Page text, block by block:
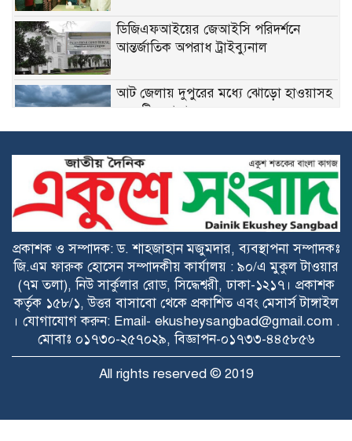
ডিজিএফআইয়ের জেআইসি পরিদর্শনে
আন্তর্জাতিক অপরাধ ট্রাইব্যুনাল
আট জেলায় দুপুরের মধ্যে ঝোড়ো হাওয়াসহ
বজ্রবৃষ্টির আভাস
পুলিশ কর্মকর্তাদের নিয়ে অপপ্রচার, যাচাই
ছাড়া প্রচার না করার আহ্বান
‘মুক্তিযুদ্ধ ছিল জনতার যুদ্ধ, কোনো
হাফিজ উদ্দিন আহমদ
আইনি জটিলতা ও চাঁদাবাজির অভিযোগে
হুমকিতে দেশের পান রপ্তানি
তারেক রহমান রোববার
প্রকাশক ও সম্পাদক: ড. শাহজাহান মজুমদার, ব্যবস্থাপনা সম্পাদকঃ
জি.এম ফারুক হোসেন সম্পাদকীয় কার্যালয় : ৯০/এ মুকুল টাওয়ার
(৭ম তলা), নিউ সার্কুলার রোড, সিদ্ধেশ্বরী, ঢাকা-১২১৭। প্রকাশক
কর্তৃক ১৫৮/১, উত্তর বাসাবো থেকে প্রকাশিত এবং মেসার্স টাঙ্গাইল
। যোগাযোগ করুন: Email- ekusheysangbad@gmail.com .
মোবাঃ ০১৭৩০-২৫৭০২৯, বিজ্ঞাপন-০১৭৩৩-৪৪৫৮৫৬
All rights reserved © 2019